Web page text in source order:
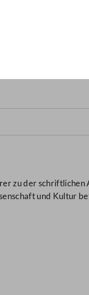
der
zu der
und Kultur